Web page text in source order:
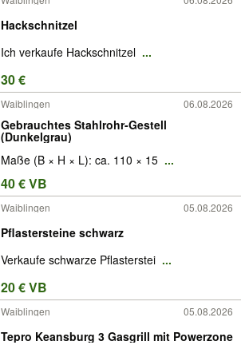
Hackschnitzel
Ich verkaufe Hackschnitzel ...
30 €
Waiblingen 06.08.2026
Gebrauchtes Stahlrohr-Gestell
(Dunkelgrau)
Maße (B × H × L): ca. 110 × 15 ...
40 € VB
Waiblingen 05.08.2026
Pflastersteine schwarz
Verkaufe schwarze Pflasterstei ...
20 € VB
Waiblingen 05.08.2026
Tepro Keansburg 3 Gasgrill mit Powerzone